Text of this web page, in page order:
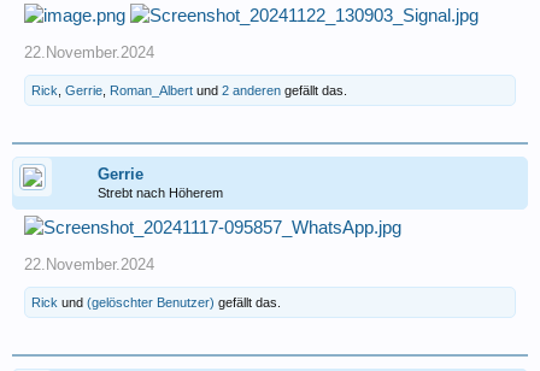
22.November.2024
Rick Gerrie Roman_Albert und 2 anderen gefällt das.
Gerrie
Strebt nach Höherem
22.November.2024
Rick und (gelöschter Benutzer) gefällt das.